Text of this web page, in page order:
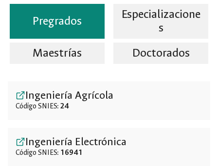
Pregrados
Especializacione
s
Maestrías
Doctorados
Ingeniería Agrícola
Código SNIES: 24
Ingeniería Electrónica
Código SNIES: 16941